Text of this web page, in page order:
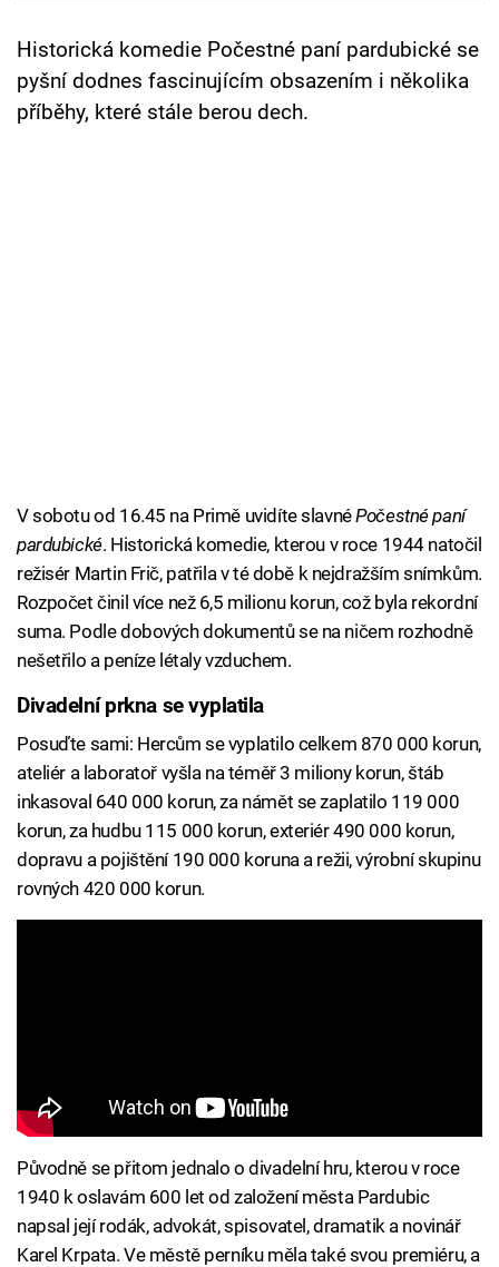
Přihlášení
Historická komedie Počestné paní pardubické se
pyšní dodnes fascinujícím obsazením i několika
příběhy, které stále berou dech.
V sobotu od 16.45 na Primě uvidíte slavnéPočestné paní
pardubické. Historická komedie, kterou v roce 1944 natočil
režisér Martin Frič, patřila v té době k nejdražším snímkům.
Rozpočet činil více než 6,5 milionu korun, což byla rekordní
suma. Podle dobových dokumentů se na ničem rozhodně
nešetřilo a peníze létaly vzduchem.
Divadelní prkna se vyplatila
Posuďte sami: Hercům se vyplatilo celkem 870 000 korun,
ateliér a laboratoř vyšla na téměř 3 miliony korun, štáb
inkasoval 640 000 korun, za námět se zaplatilo 119 000
korun, za hudbu 115 000 korun, exteriér 490 000 korun,
dopravu a pojištění 190 000 koruna a režii, výrobní skupinu
rovných 420 000 korun.
Původně se přitom jednalo o divadelní hru, kterou v roce
1940 k oslavám 600 let od založení města Pardubic
napsal její rodák, advokát, spisovatel, dramatik a novinář
Karel Krpata. Ve městě perníku měla také svou premiéru, a